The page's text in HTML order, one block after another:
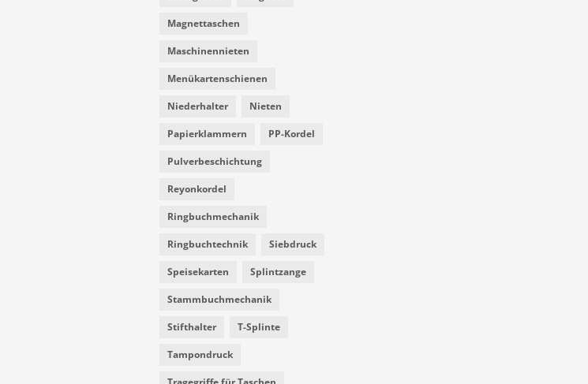
Magnettaschen
Maschinennieten
Menükartenschienen
Niederhalter Nieten
Papierklammern PP-Kordel
Pulverbeschichtung
Reyonkordel
Ringbuchmechanik
Ringbuchtechnik Siebdruck
Speisekarten Splintzange
Stammbuchmechanik
Stifthalter T-Splinte
Tampondruck